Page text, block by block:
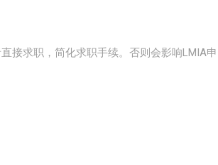
接求职，简化求职手续。否则会影响LMIA申